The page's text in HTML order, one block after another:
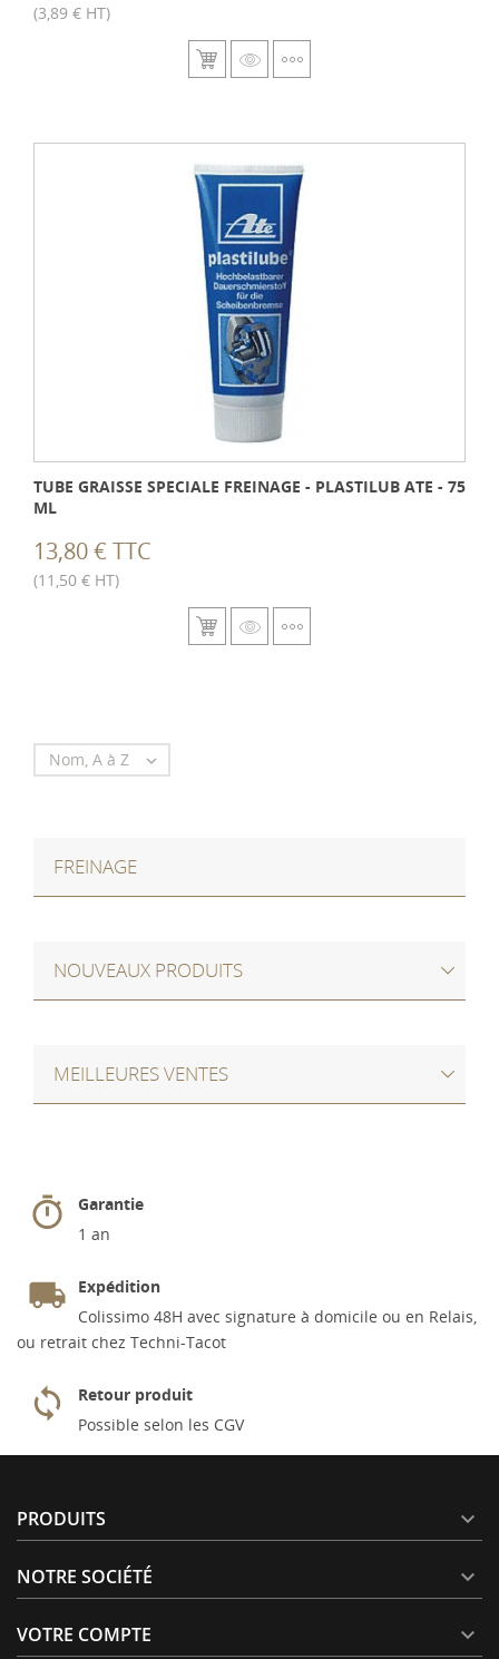
FREINAGE
NOUVEAUX PRODUITS
MEILLEURES VENTES
(3,89 € HT)
TUBE GRAISSE SPECIALE FREINAGE - PLASTILUB ATE - 75
ML
13,80 € TTC
(11,50 € HT)
Nom, A à Z 
Garantie
1 an
Expédition
Colissimo 48H avec signature à domicile ou en Relais,
ou retrait chez Techni-Tacot
Retour produit
Possible selon les CGV
PRODUITS 
NOTRE SOCIÉTÉ 
VOTRE COMPTE 